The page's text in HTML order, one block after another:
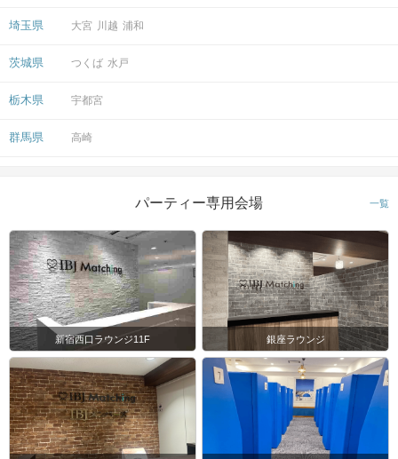
埼玉県 大宮 川越 浦和
茨城県 つくば 水戸
栃木県 宇都宮
群馬県 高崎
パーティー専用会場 一覧
新宿西口ラウンジ11F 銀座ラウンジ